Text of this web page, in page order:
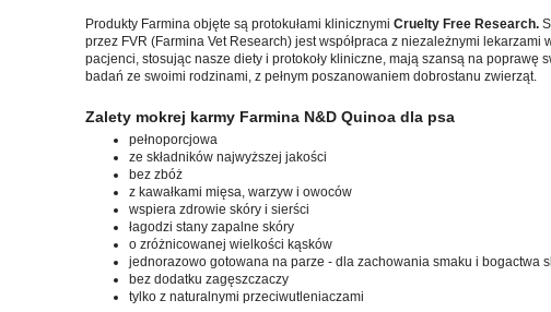
Produkty Farmina objęte są protokułami klinicznymi Cruelty Free Research.
przez FVR (Farmina Vet Research) jest współpraca z niezależnymi lekarzami
pacjenci, stosując nasze diety i protokoły kliniczne, mają szansą na poprawę
badań ze swoimi rodzinami, z pełnym poszanowaniem dobrostanu zwierząt.
Zalety mokrej karmy Farmina N&D Quinoa dla psa
pełnoporcjowa
ze składników najwyższej jakości
bez zbóż
z kawałkami mięsa, warzyw i owoców
wspiera zdrowie skóry i sierści
łagodzi stany zapalne skóry
o zróżnicowanej wielkości kąsków
jednorazowo gotowana na parze - dla zachowania smaku i bogactwa
bez dodatku zagęszczaczy
tylko z naturalnymi przeciwutleniaczami